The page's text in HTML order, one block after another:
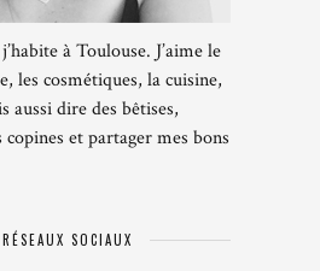
à Toulouse. J’aime le
les cosmétiques, la cuisine,
aussi dire des bêtises,
et partager mes bons
SOCIAUX